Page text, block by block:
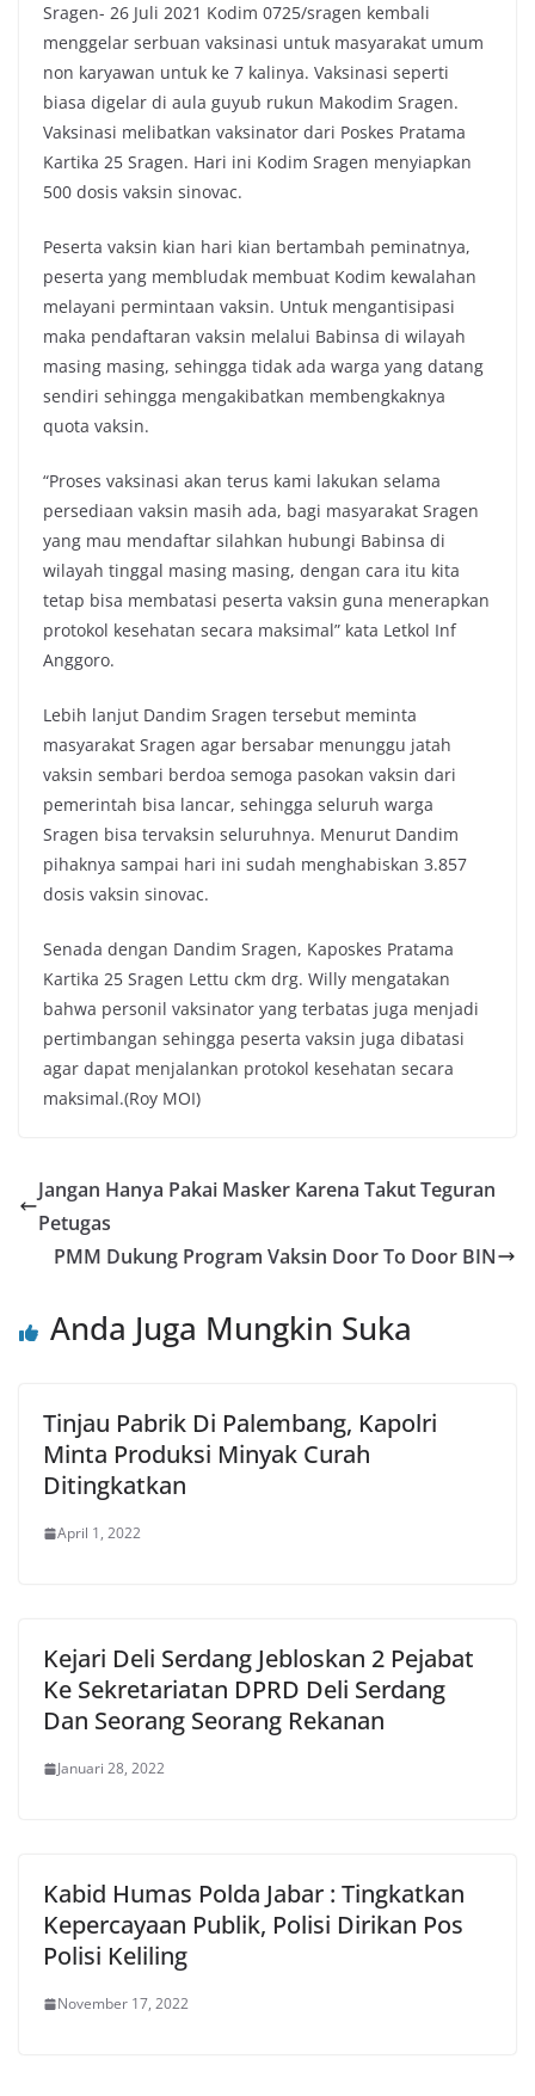
Sragen- 26 Juli 2021 Kodim 0725/sragen kembali
menggelar serbuan vaksinasi untuk masyarakat umum
non karyawan untuk ke 7 kalinya. Vaksinasi seperti
biasa digelar di aula guyub rukun Makodim Sragen.
Vaksinasi melibatkan vaksinator dari Poskes Pratama
Kartika 25 Sragen. Hari ini Kodim Sragen menyiapkan
500 dosis vaksin sinovac.
Peserta vaksin kian hari kian bertambah peminatnya,
peserta yang membludak membuat Kodim kewalahan
melayani permintaan vaksin. Untuk mengantisipasi
maka pendaftaran vaksin melalui Babinsa di wilayah
masing masing, sehingga tidak ada warga yang datang
sendiri sehingga mengakibatkan membengkaknya
quota vaksin.
“Proses vaksinasi akan terus kami lakukan selama
persediaan vaksin masih ada, bagi masyarakat Sragen
yang mau mendaftar silahkan hubungi Babinsa di
wilayah tinggal masing masing, dengan cara itu kita
tetap bisa membatasi peserta vaksin guna menerapkan
protokol kesehatan secara maksimal” kata Letkol Inf
Anggoro.
Lebih lanjut Dandim Sragen tersebut meminta
masyarakat Sragen agar bersabar menunggu jatah
vaksin sembari berdoa semoga pasokan vaksin dari
pemerintah bisa lancar, sehingga seluruh warga
Sragen bisa tervaksin seluruhnya. Menurut Dandim
pihaknya sampai hari ini sudah menghabiskan 3.857
dosis vaksin sinovac.
Senada dengan Dandim Sragen, Kaposkes Pratama
Kartika 25 Sragen Lettu ckm drg. Willy mengatakan
bahwa personil vaksinator yang terbatas juga menjadi
pertimbangan sehingga peserta vaksin juga dibatasi
agar dapat menjalankan protokol kesehatan secara
maksimal.(Roy MOI)
Jangan Hanya Pakai Masker Karena Takut Teguran
Petugas
PMM Dukung Program Vaksin Door To Door BIN
Anda Juga Mungkin Suka
Tinjau Pabrik Di Palembang, Kapolri
Minta Produksi Minyak Curah
Ditingkatkan
April 1, 2022
Kejari Deli Serdang Jebloskan 2 Pejabat
Ke Sekretariatan DPRD Deli Serdang
Dan Seorang Seorang Rekanan
Januari 28, 2022
Kabid Humas Polda Jabar : Tingkatkan
Kepercayaan Publik, Polisi Dirikan Pos
Polisi Keliling
November 17, 2022